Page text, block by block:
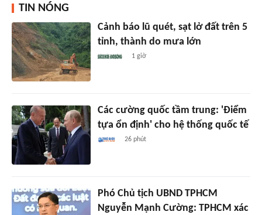
TIN NÓNG
Cảnh báo lũ quét, sạt lở đất trên 5
tỉnh, thành do mưa lớn
1 giờ
Các cường quốc tầm trung: 'Điểm
tựa ổn định' cho hệ thống quốc tế
26 phút
Phó Chủ tịch UBND TPHCM
Nguyễn Mạnh Cường: TPHCM xác